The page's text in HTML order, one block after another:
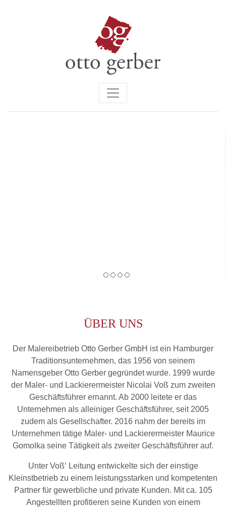
ÜBER UNS
Der Malereibetrieb Otto Gerber GmbH ist ein Hamburger
Traditionsunternehmen, das 1956 von seinem
Namensgeber Otto Gerber gegründet wurde. 1999 wurde
der Maler- und Lackierermeister Nicolai Voß zum zweiten
Geschäftsführer ernannt. Ab 2000 leitete er das
Unternehmen als alleiniger Geschäftsführer, seit 2005
zudem als Gesellschafter. 2016 nahm der bereits im
Unternehmen tätige Maler- und Lackierermeister Maurice
Gomolka seine Tätigkeit als zweiter Geschäftsführer auf.
Unter Voß‘ Leitung entwickelte sich der einstige
Kleinstbetrieb zu einem leistungsstarken und kompetenten
Partner für gewerbliche und private Kunden. Mit ca. 105
Angestellten profitieren seine Kunden von einem